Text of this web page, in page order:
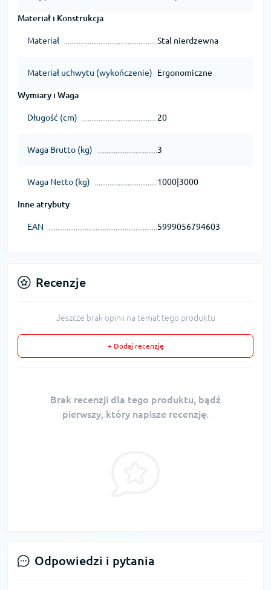
Materiał i Konstrukcja
Materiał Stal nierdzewna
Materiał uchwytu (wykończenie) Ergonomiczne
Wymiary i Waga
Długość (cm) 20
Waga Brutto (kg) 3
Waga Netto (kg) 1000|3000
Inne atrybuty
EAN 5999056794603
Recenzje
Jeszcze brak opinii na temat tego produktu
+ Dodaj recenzję
Brak recenzji dla tego produktu, bądź
pierwszy, który napisze recenzję.
Odpowiedzi i pytania